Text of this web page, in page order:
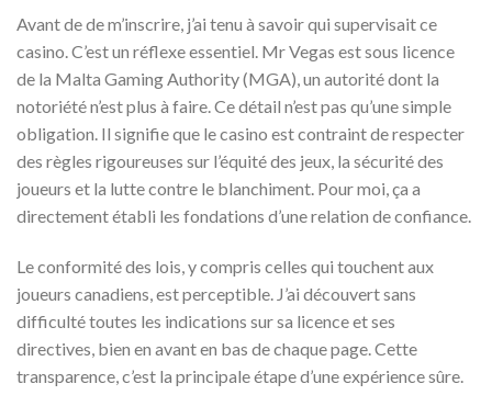
Avant de de m’inscrire, j’ai tenu à savoir qui supervisait ce
casino. C’est un réflexe essentiel. Mr Vegas est sous licence
de la Malta Gaming Authority (MGA), un autorité dont la
notoriété n’est plus à faire. Ce détail n’est pas qu’une simple
obligation. Il signifie que le casino est contraint de respecter
des règles rigoureuses sur l’équité des jeux, la sécurité des
joueurs et la lutte contre le blanchiment. Pour moi, ça a
directement établi les fondations d’une relation de confiance.
Le conformité des lois, y compris celles qui touchent aux
joueurs canadiens, est perceptible. J’ai découvert sans
difficulté toutes les indications sur sa licence et ses
directives, bien en avant en bas de chaque page. Cette
transparence, c’est la principale étape d’une expérience sûre.